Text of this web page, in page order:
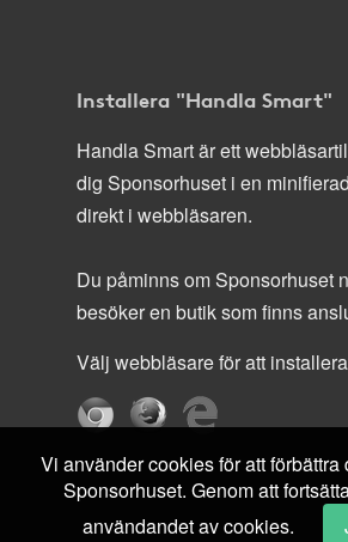
Installera "Handla Smart"
Handla Smart är ett
dig Sponsorhuset i en
direkt i webbläsaren.
Du påminns om Sponsorhuset
besöker en butik som finns
Välj webbläsare för att
Vi använder cookies för att
Sponsorhuset. Genom att
användandet av cookies.